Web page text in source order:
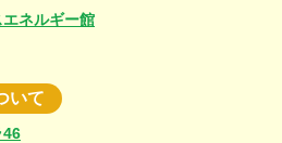
ネルギー館
いて
46